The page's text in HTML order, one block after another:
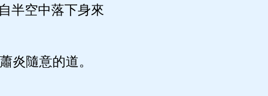
半空中落下身來
炎隨意的道。